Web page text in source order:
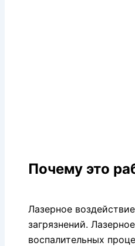
Почему это
Лазерное
загрязнений.
воспалительных